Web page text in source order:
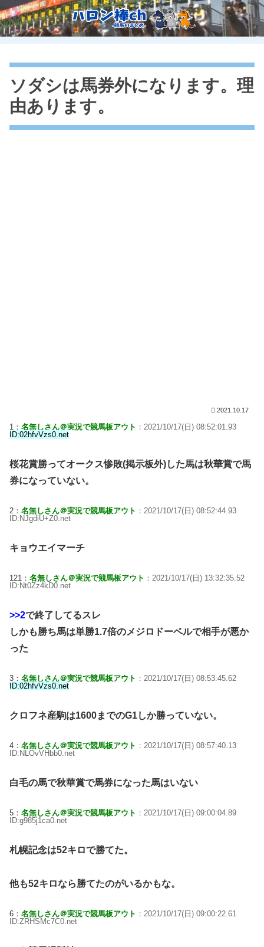
ソダシは馬券外になります。理
由あります。
2021.10.17
1： 名無しさん＠実況で競馬板アウト ：2021/10/17(日) 08:52:01.93
ID:02hfvVzs0.net
桜花賞勝ってオークス惨敗(掲示板外)した馬は秋華賞で馬
券になっていない。
2： 名無しさん＠実況で競馬板アウト ：2021/10/17(日) 08:52:44.93
ID:NJgdiU+Z0.net
キョウエイマーチ
121： 名無しさん＠実況で競馬板アウト ：2021/10/17(日) 13:32:35.52
ID:Nt0Zz4kD0.net
>>2で終了してるスレ
しかも勝ち馬は単勝1.7倍のメジロドーベルで相手が悪か
った
3： 名無しさん＠実況で競馬板アウト ：2021/10/17(日) 08:53:45.62
ID:02hfvVzs0.net
クロフネ産駒は1600までのG1しか勝っていない。
4： 名無しさん＠実況で競馬板アウト ：2021/10/17(日) 08:57:40.13
ID:NLOvVHbb0.net
白毛の馬で秋華賞で馬券になった馬はいない
5： 名無しさん＠実況で競馬板アウト ：2021/10/17(日) 09:00:04.89
ID:g985j1ca0.net
札幌記念は52キロで勝てた。
他も52キロなら勝てたのがいるかもな。
6： 名無しさん＠実況で競馬板アウト ：2021/10/17(日) 09:00:22.61
ID:ZRHSMc7C0.net